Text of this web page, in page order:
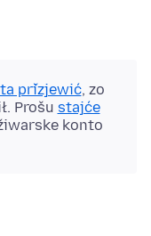
přizjewić, zo
Prošu stajće
konto